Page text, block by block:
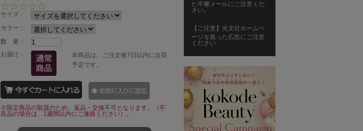
0
s
t
a
r
r
a
t
i
n
g
サイズ：
カラー：
数 量：
お届け：
本商品は、ご注文後7日以内に出荷
予定です。
※限定商品の取扱のため、返品・交換不可となります。（不
良品の場合は、1週間以内にご連絡ください）。
た不審メールにご注意くだ
さい。
【ご注意】光文社ホームペ
ージを装った広告にご注意
ください